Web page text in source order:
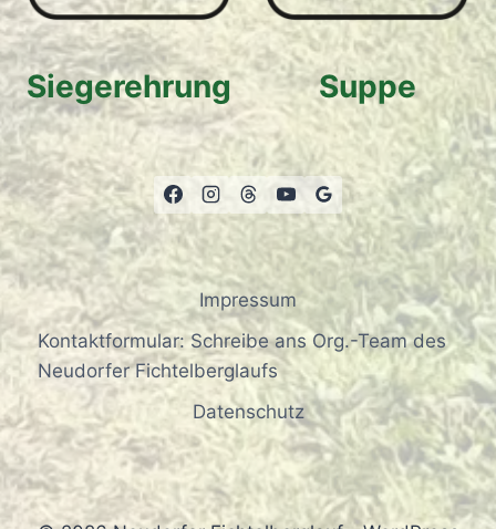
Siegerehrung Suppe
Impressum
Kontaktformular: Schreibe ans Org.-Team des
Neudorfer Fichtelberglaufs
Datenschutz